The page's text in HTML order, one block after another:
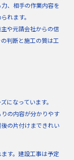
、相手の作業内容を
れます。
や元請会社からの信
判断と施工の質は工
になっています。
の内容が分かりやす
の片付けまできれい
す。建設工事は予定